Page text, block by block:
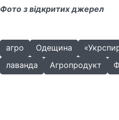
Фото з відкритих джерел
агро Одещина
лаванда
Агропродукт